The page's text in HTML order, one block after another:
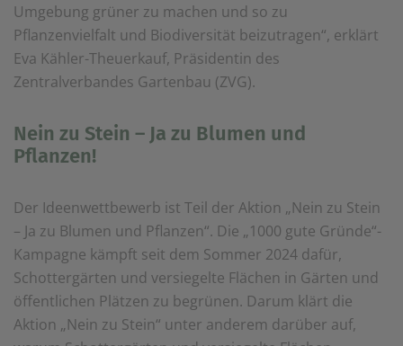
Umgebung grüner zu machen und so zu
Pflanzenvielfalt und Biodiversität beizutragen“, erklärt
Eva Kähler-Theuerkauf, Präsidentin des
Zentralverbandes Gartenbau (ZVG).
Nein zu Stein – Ja zu Blumen und
Pflanzen!
Der Ideenwettbewerb ist Teil der Aktion „Nein zu Stein
– Ja zu Blumen und Pflanzen“. Die „1000 gute Gründe“-
Kampagne kämpft seit dem Sommer 2024 dafür,
Schottergärten und versiegelte Flächen in Gärten und
öffentlichen Plätzen zu begrünen. Darum klärt die
Aktion „Nein zu Stein“ unter anderem darüber auf,